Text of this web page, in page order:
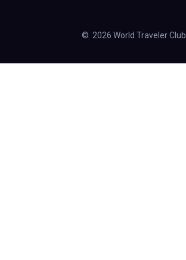
© 2026 World Traveler Club